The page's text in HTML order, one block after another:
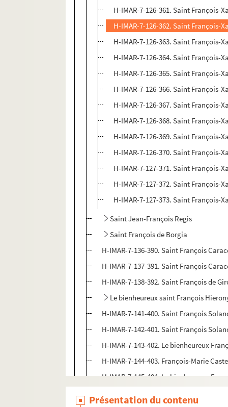
H-IMAR-7-126-361. Saint François-
H-IMAR-7-126-362. Saint François-
H-IMAR-7-126-363. Saint François-
H-IMAR-7-126-364. Saint François-
H-IMAR-7-126-365. Saint François-
H-IMAR-7-126-366. Saint François-
H-IMAR-7-126-367. Saint François-
H-IMAR-7-126-368. Saint François-
H-IMAR-7-126-369. Saint François-
H-IMAR-7-126-370. Saint François-
H-IMAR-7-127-371. Saint François-
H-IMAR-7-127-372. Saint François-
H-IMAR-7-127-373. Saint François-
Saint Jean-François Regis
Saint François de Borgia
H-IMAR-7-136-390. Saint François
H-IMAR-7-137-391. Saint François
H-IMAR-7-138-392. Saint François de
Le bienheureux saint François
H-IMAR-7-141-400. Saint François
H-IMAR-7-142-401. Saint François
H-IMAR-7-143-402. Le bienheureux
H-IMAR-7-144-403. François-Marie
H-IMAR-7-145-404. Le bienheureux
Présentation du contenu